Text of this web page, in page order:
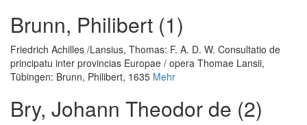
Brunn, Philibert (1)
Friedrich Achilles /Lansius, Thomas: F. A. D. W. Consultatio de
principatu inter provincias Europae / opera Thomae Lansii,
Tübingen: Brunn, Philibert, 1635 Mehr
Bry, Johann Theodor de (2)